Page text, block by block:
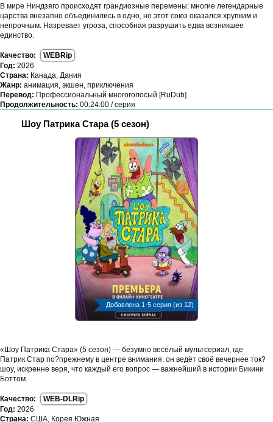
В мире Ниндзяго происходят грандиозные перемены: многие легендарные
царства внезапно объединились в одно, но этот союз оказался хрупким и
непрочным. Назревает угроза, способная разрушить едва возникшее
единство.
Качество:
WEBRip
Год: 2026
Страна: Канада, Дания
Жанр: анимация, экшен, приключения
Перевод: Профессиональный многоголосый [RuDub]
Продолжительность: 00:24:00 / серия
Шоу Патрика Стара (5 сезон)
Добавлена 1-5 серия (из 12)
«Шоу Патрика Стара» (5 сезон) — безумно весёлый мультсериал, где
Патрик Стар по?прежнему в центре внимания: он ведёт своё вечернее ток?
шоу, искренне веря, что каждый его вопрос — важнейший в истории Бикини
Боттом.
Качество:
WEB-DLRip
Год: 2026
Страна: США, Корея Южная